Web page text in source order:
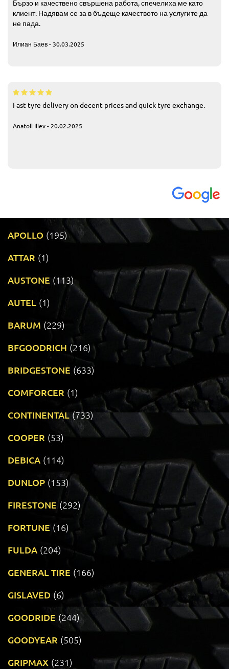
Бързо и качествено свършена работа, спечелиха ме като
клиент. Надявам се за в бъдеще качеството на услугите да
не пада.
Илиан Баев - 30.03.2025
Fast tyre delivery on decent prices and quick tyre exchange.
Anatoli Iliev - 20.02.2025
APOLLO (195)
ATTAR (1)
AUSTONE (113)
AUTEL (1)
BARUM (229)
BFGOODRICH (216)
BRIDGESTONE (633)
COMFORCER (1)
CONTINENTAL (733)
COOPER (53)
DEBICA (114)
DUNLOP (153)
FIRESTONE (292)
FORTUNE (16)
FULDA (204)
GENERAL TIRE (166)
GISLAVED (6)
GOODRIDE (244)
GOODYEAR (505)
GRIPMAX (231)